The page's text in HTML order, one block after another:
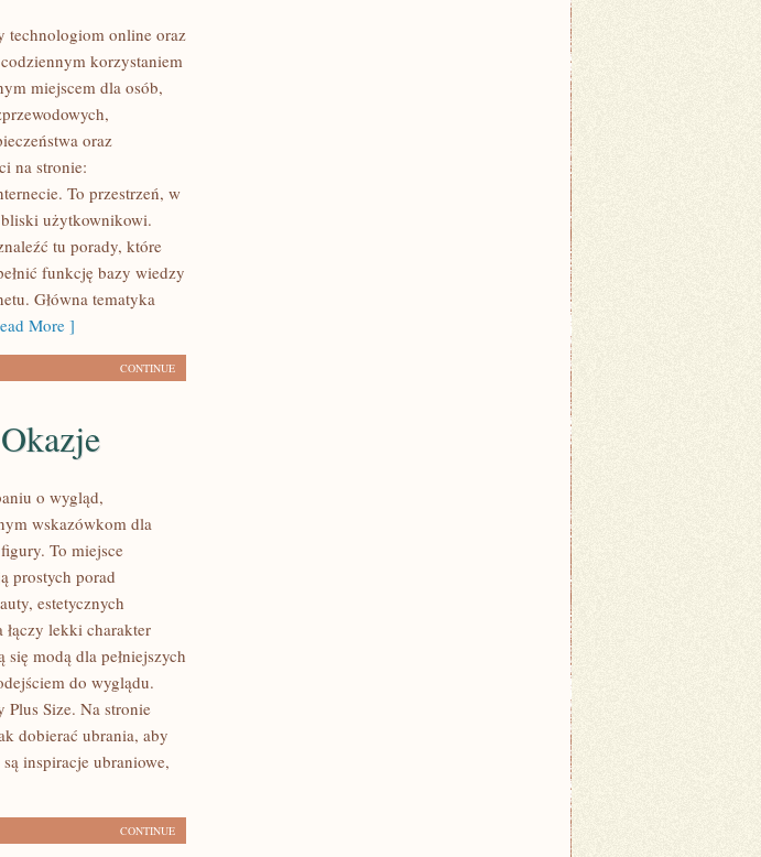
technologiom online oraz
korzystaniem
miejscem dla osób,
oraz
na stronie:
To przestrzeń, w
użytkownikowi.
tu porady, które
funkcję bazy wiedzy
Główna tematyka
More ]
CONTINUE
o wygląd,
wskazówkom dla
To miejsce
prostych porad
estetycznych
lekki charakter
modą dla pełniejszych
do wyglądu.
Plus Size. Na stronie
dobierać ubrania, aby
inspiracje ubraniowe,
CONTINUE